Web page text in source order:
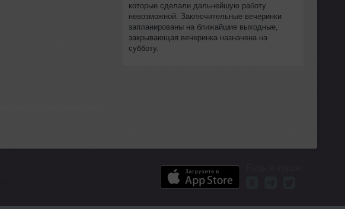
которые сделали дальнейшую работу
невозможной. Заключительные вечеринки
запланированы на ближайшие выходные,
закрывающая вечеринка назначена на
субботу.